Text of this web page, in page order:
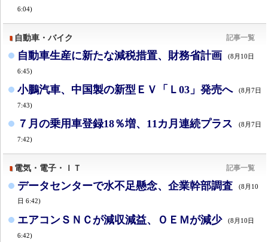
6:04)
自動車・バイク 記事一覧
自動車生産に新たな減税措置、財務省計画 (8月10日
6:45)
小鵬汽車、中国製の新型ＥＶ「Ｌ03」発売へ (8月7日
7:43)
７月の乗用車登録18％増、11カ月連続プラス (8月7日
7:42)
電気・電子・ＩＴ 記事一覧
データセンターで水不足懸念、企業幹部調査
(8月10
日 6:42)
エアコンＳＮＣが減収減益、ＯＥＭが減少 (8月10日
6:42)